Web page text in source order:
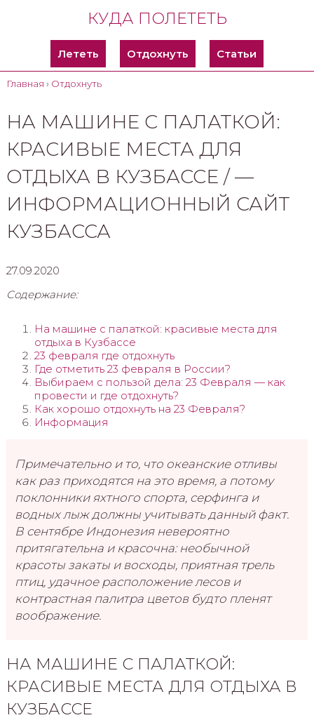
КУДА ПОЛЕТЕТЬ
Лететь Отдохнуть Статьи
Главная › Отдохнуть
НА МАШИНЕ С ПАЛАТКОЙ:
КРАСИВЫЕ МЕСТА ДЛЯ
ОТДЫХА В КУЗБАССЕ / —
ИНФОРМАЦИОННЫЙ САЙТ
КУЗБАССА
27.09.2020
Содержание:
На машине с палаткой: красивые места для
отдыха в Кузбассе
23 февраля где отдохнуть
Где отметить 23 февраля в России?
Выбираем с пользой дела: 23 Февраля — как
провести и где отдохнуть?
Как хорошо отдохнуть на 23 Февраля?
Информация
Примечательно и то, что океанские отливы
как раз приходятся на это время, а потому
поклонники яхтного спорта, серфинга и
водных лыж должны учитывать данный факт.
В сентябре Индонезия невероятно
притягательна и красочна: необычной
красоты закаты и восходы, приятная трель
птиц, удачное расположение лесов и
контрастная палитра цветов будто пленят
воображение.
НА МАШИНЕ С ПАЛАТКОЙ:
КРАСИВЫЕ МЕСТА ДЛЯ ОТДЫХА В
КУЗБАССЕ